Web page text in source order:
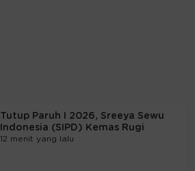
Tutup Paruh I 2026, Sreeya Sewu
Indonesia (SIPD) Kemas Rugi
12 menit yang lalu